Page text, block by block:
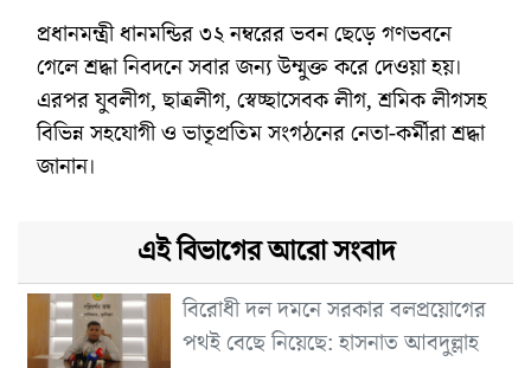
প্রধানমন্ত্রী ধানমন্ডির ৩২ নম্বরের ভবন ছেড়ে গণভবনে
গেলে শ্রদ্ধা নিবদনে সবার জন্য উম্মুক্ত করে দেওয়া হয়।
এরপর যুবলীগ, ছাত্রলীগ, স্বেচ্ছাসেবক লীগ, শ্রমিক লীগসহ
বিভিন্ন সহযোগী ও ভাতৃপ্রতিম সংগঠনের নেতা-কর্মীরা শ্রদ্ধা
জানান।
এই বিভাগের আরো সংবাদ
বিরোধী দল দমনে সরকার বলপ্রয়োগের
পথই বেছে নিয়েছে: হাসনাত আবদুল্লাহ